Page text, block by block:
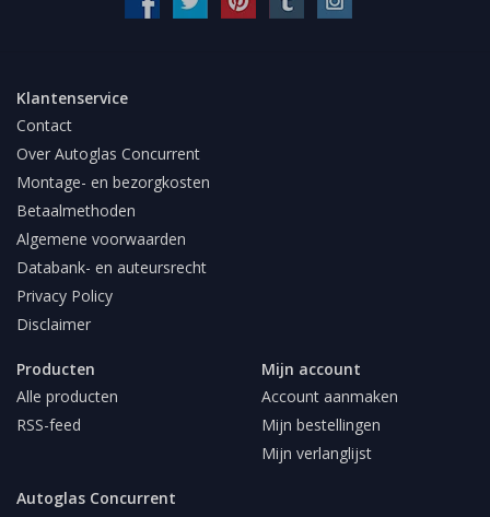
Klantenservice
Contact
Over Autoglas Concurrent
Montage- en bezorgkosten
Betaalmethoden
Algemene voorwaarden
Databank- en auteursrecht
Privacy Policy
Disclaimer
Producten
Alle producten
RSS-feed
Mijn account
Account aanmaken
Mijn bestellingen
Mijn verlanglijst
Autoglas Concurrent